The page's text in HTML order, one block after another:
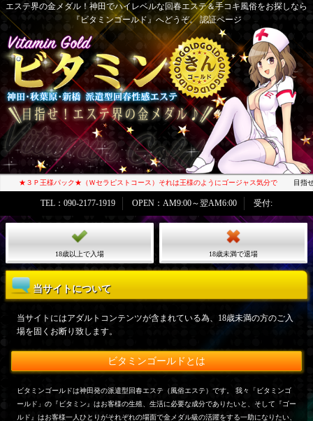
エステ界の金メダル！神田でハイレベルな回春エステ＆手コキ風俗をお探しなら
『ビタミンゴールド』へどうぞ。 認証ページ
★３Ｐ王様パック★（Ｗセラピストコース）それは王様のようにゴージャス気分で 目指せ
TEL：090-2177-1919 OPEN：AM9:00～翌AM6:00 受付:
18歳以上で入場 18歳未満で退場
当サイトについて
当サイトにはアダルトコンテンツが含まれている為、18歳未満の方のご入
場を固くお断り致します。
ビタミンゴールドとは
ビタミンゴールドは神田発の派遣型回春エステ（風俗エステ）です。 我々「ビタミンゴ
ールド」の『ビタミン』はお客様の生殖、生活に必要な成分でありたいと、そして『ゴー
ルド』はお客様一人ひとりがそれぞれの場面で金メダル級の活躍をする一助になりたい、